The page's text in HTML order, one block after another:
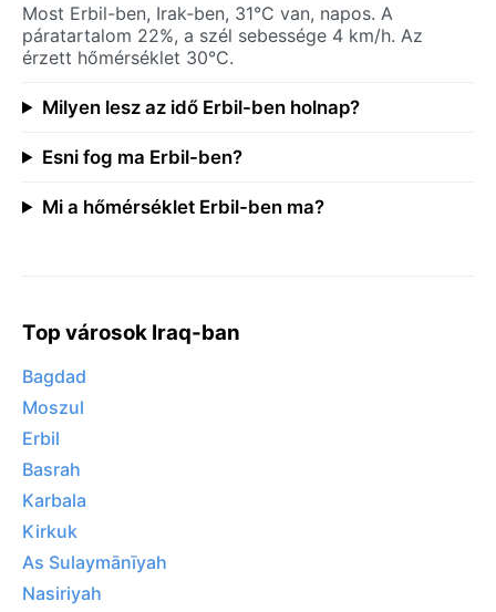
Most Erbil-ben, Irak-ben, 31°C van, napos. A
páratartalom 22%, a szél sebessége 4 km/h. Az
érzett hőmérséklet 30°C.
Milyen lesz az idő Erbil-ben holnap?
Esni fog ma Erbil-ben?
Mi a hőmérséklet Erbil-ben ma?
Top városok Iraq-ban
Bagdad
Moszul
Erbil
Basrah
Karbala
Kirkuk
As Sulaymānīyah
Nasiriyah